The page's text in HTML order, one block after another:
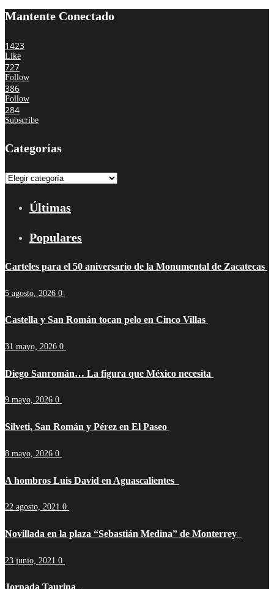
Mantente Conectado
1423
Like
727
Follow
386
Follow
284
Subscribe
Categorías
Categorías
Últimas
Populares
Carteles para el 50 aniversario de la Monumental de Zacatecas
5 agosto, 2026 0
Castella y San Román tocan pelo en Cinco Villas
31 mayo, 2026 0
Diego Sanromán… La figura que México necesita
9 mayo, 2026 0
Silveti, San Román y Pérez en El Paseo
8 mayo, 2026 0
A hombros Luis David en Aguascalientes
22 agosto, 2021 0
Novillada en la plaza “Sebastián Medina” de Monterrey
23 junio, 2021 0